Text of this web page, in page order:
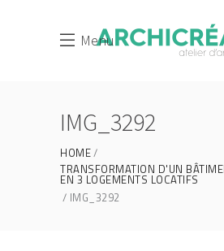
Menu
IMG_3292
HOME
TRANSFORMATION D'UN
EN 3 LOGEMENTS LOCATIFS
IMG_3292